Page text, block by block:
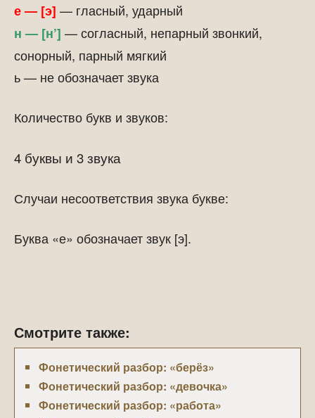
е — [э] — гласный, ударный
н — [н’] — согласный, непарный звонкий,
сонорный, парный мягкий
ь — не обозначает звука
Количество букв и звуков:
4 буквы и 3 звука
Случаи несоответствия звука букве:
Буква «е» обозначает звук [э].
Смотрите также:
Фонетический разбор: «берёз»
Фонетический разбор: «девочка»
Фонетический разбор: «работа»